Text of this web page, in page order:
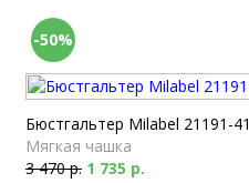
-50%
Бюстгальтер Milabel 21191-41
Мягкая чашка
3 470 р. 1 735 р.